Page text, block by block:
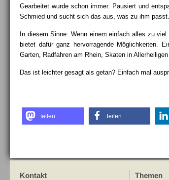
Gearbeitet wurde schon immer. Pausiert und
Schmied und sucht sich das aus, was zu ihm passt.
In diesem Sinne: Wenn einem einfach alles zu
bietet dafür ganz hervorragende Möglichkeiten.
Garten, Radfahren am Rhein, Skaten in
Das ist leichter gesagt als getan? Einfach mal
teilen teilen
Kontakt Themen